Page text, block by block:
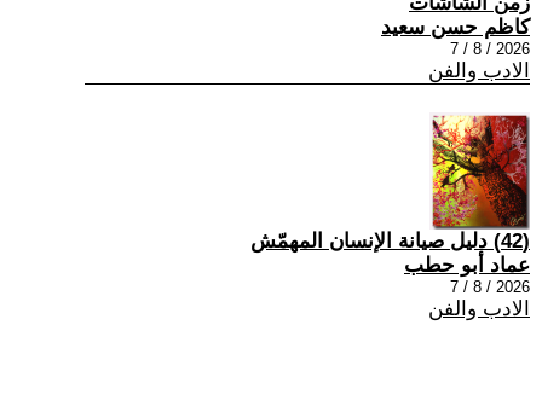
كاظم حسن سعيد
2026 / 8 / 7
الادب والفن
(42) دليل صيانة الإنسان المهمّش
عماد أبو حطب
2026 / 8 / 7
الادب والفن